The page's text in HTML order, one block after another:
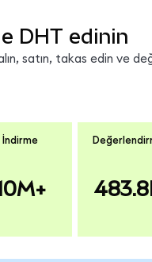
DHT edinin
satın, takas edin ve
İndirme